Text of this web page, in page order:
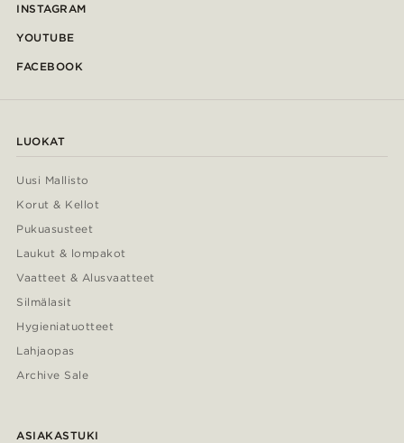
INSTAGRAM
YOUTUBE
FACEBOOK
LUOKAT
Uusi Mallisto
Korut & Kellot
Pukuasusteet
Laukut & lompakot
Vaatteet & Alusvaatteet
Silmälasit
Hygieniatuotteet
Lahjaopas
Archive Sale
ASIAKASTUKI